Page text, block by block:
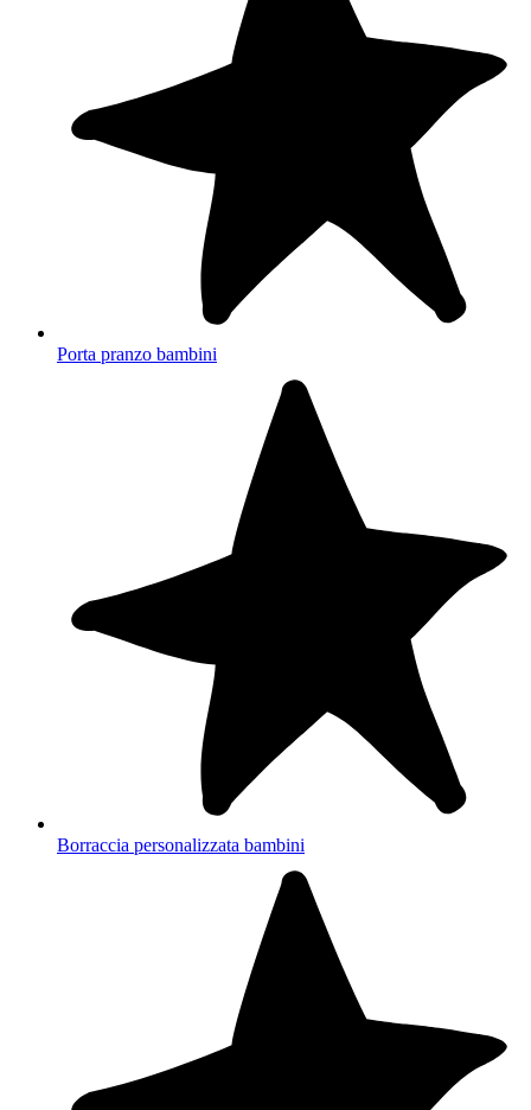
Porta pranzo bambini
Borraccia personalizzata bambini